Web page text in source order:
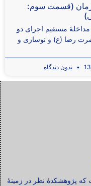
(قسمت سوم:
مستقیم اجرای دو
رضا (ع) و نوسازی و
بدون دیدگاه
که پژوهشکدۀ نظر در زمینۀ